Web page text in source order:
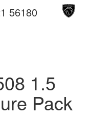
56180
1.5
Pack